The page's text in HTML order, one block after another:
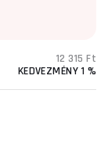
12 315 Ft
KEDVEZMÉNY 1 %